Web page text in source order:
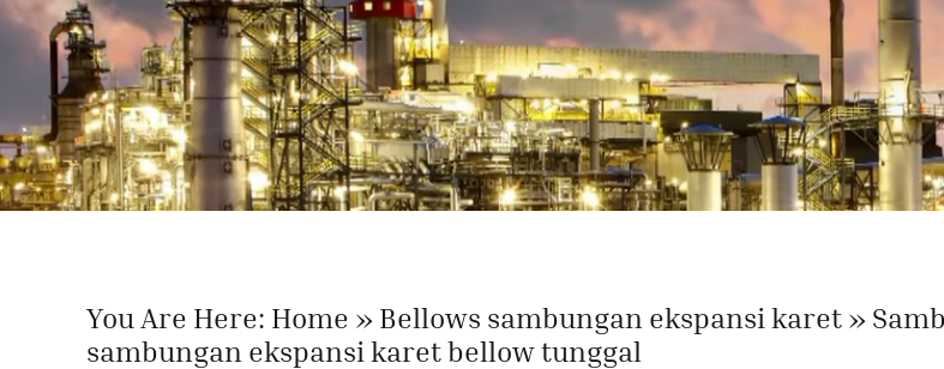
You Are Here: Home Bellows sambungan ekspansi karet
sambungan ekspansi karet bellow tunggal